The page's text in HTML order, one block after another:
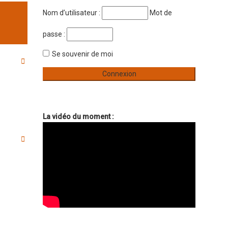
Nom d’utilisateur : Mot de
passe :
Se souvenir de moi
La vidéo du moment :